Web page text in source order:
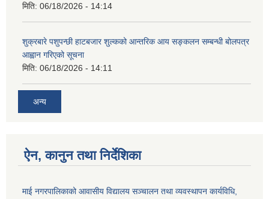
मिति: 06/18/2026 - 14:14
शुक्रबारे पशुपन्छी हाटबजार शुल्कको आन्तरिक आय सङ्कलन सम्बन्धी बोलपत्र
आह्वान गरिएको सूचना
मिति: 06/18/2026 - 14:11
अन्य
ऐन, कानुन तथा निर्देशिका
माई नगरपालिकाको आवासीय विद्यालय सञ्चालन तथा व्यवस्थापन कार्यविधि,